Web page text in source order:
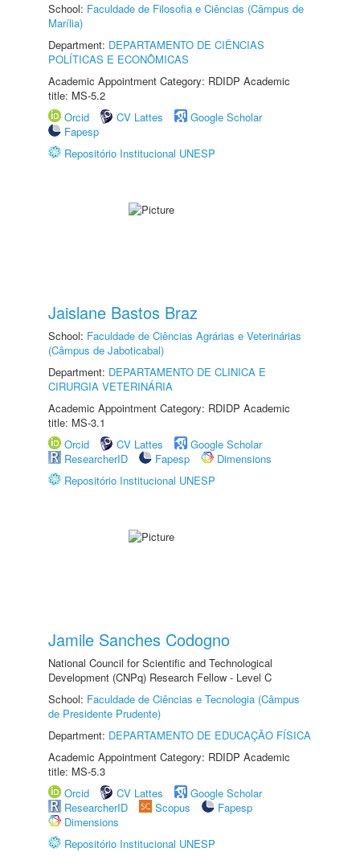
School: Faculdade de Filosofia e Ciências (Câmpus de
Marília)
Department: DEPARTAMENTO DE CIÊNCIAS
POLÍTICAS E ECONÔMICAS
Academic Appointment Category: RDIDP Academic
title: MS-5.2
Orcid
CV Lattes
Google Scholar
Fapesp
Repositório Institucional UNESP
Jaislane Bastos Braz
School: Faculdade de Ciências Agrárias e Veterinárias
(Câmpus de Jaboticabal)
Department: DEPARTAMENTO DE CLINICA E
CIRURGIA VETERINÁRIA
Academic Appointment Category: RDIDP Academic
title: MS-3.1
Orcid
CV Lattes
Google Scholar
ResearcherID
Fapesp
Dimensions
Repositório Institucional UNESP
Jamile Sanches Codogno
National Council for Scientific and Technological
Development (CNPq) Research Fellow - Level C
School: Faculdade de Ciências e Tecnologia (Câmpus
de Presidente Prudente)
Department: DEPARTAMENTO DE EDUCAÇÃO FÍSICA
Academic Appointment Category: RDIDP Academic
title: MS-5.3
Orcid
CV Lattes
Google Scholar
ResearcherID
Scopus
Fapesp
Dimensions
Repositório Institucional UNESP